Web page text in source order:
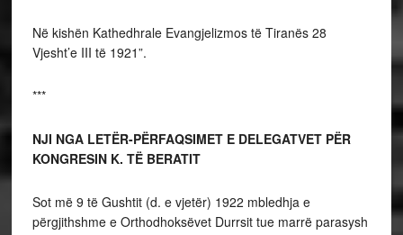
Në kishën Kathedhrale Evangjelizmos të Tiranës 28
Vjesht’e III të 1921”.
***
NJI NGA LETËR-PËRFAQSIMET E DELEGATVET PËR
KONGRESIN K. TË BERATIT
Sot më 9 të Gushtit (d. e vjetër) 1922 mbledhja e
përgjithshme e Orthodhoksëvet Durrsit tue marrë parasysh